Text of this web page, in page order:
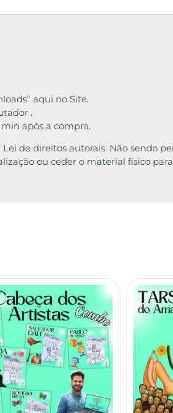
aqui no Site.
.
após a compra.
de direitos autorais. Não sendo
ou ceder o material físico